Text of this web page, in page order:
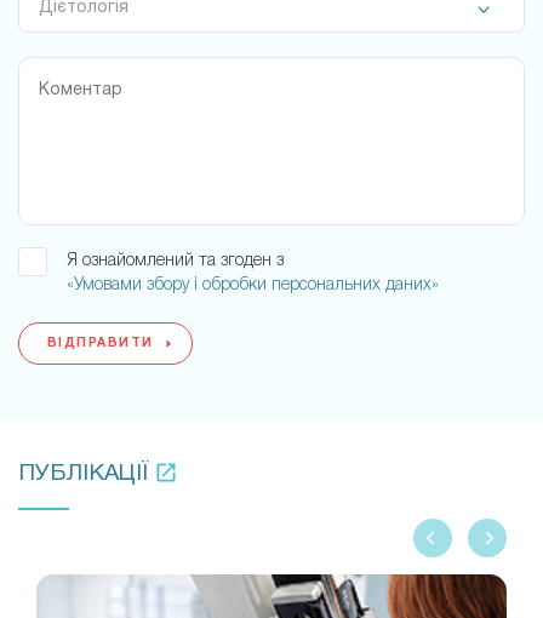
Я ознайомлений та згоден з
«Умовами збору і обробки персональних даних»
ВІДПРАВИТИ
ПУБЛІКАЦІЇ